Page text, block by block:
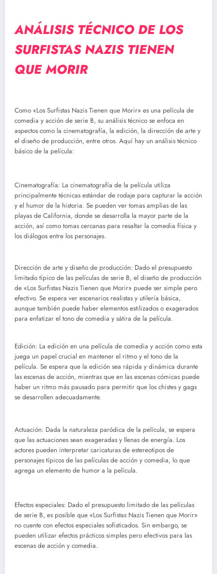
ANÁLISIS TÉCNICO DE LOS
SURFISTAS NAZIS TIENEN
QUE MORIR
Como «Los Surfistas Nazis Tienen que Morir» es una película de
comedia y acción de serie B, su análisis técnico se enfoca en
aspectos como la cinematografía, la edición, la dirección de arte y
el diseño de producción, entre otros. Aquí hay un análisis técnico
básico de la película:
Cinematografía: La cinematografía de la película utiliza
principalmente técnicas estándar de rodaje para capturar la acción
y el humor de la historia. Se pueden ver tomas amplias de las
playas de California, donde se desarrolla la mayor parte de la
acción, así como tomas cercanas para resaltar la comedia física y
los diálogos entre los personajes.
Dirección de arte y diseño de producción: Dado el presupuesto
limitado típico de las películas de serie B, el diseño de producción
de «Los Surfistas Nazis Tienen que Morir» puede ser simple pero
efectivo. Se espera ver escenarios realistas y utilería básica,
aunque también puede haber elementos estilizados o exagerados
para enfatizar el tono de comedia y sátira de la película.
Edición: La edición en una película de comedia y acción como esta
juega un papel crucial en mantener el ritmo y el tono de la
película. Se espera que la edición sea rápida y dinámica durante
las escenas de acción, mientras que en las escenas cómicas puede
haber un ritmo más pausado para permitir que los chistes y gags
se desarrollen adecuadamente.
Actuación: Dada la naturaleza paródica de la película, se espera
que las actuaciones sean exageradas y llenas de energía. Los
actores pueden interpretar caricaturas de estereotipos de
personajes típicos de las películas de acción y comedia, lo que
agrega un elemento de humor a la película.
Efectos especiales: Dado el presupuesto limitado de las películas
de serie B, es posible que «Los Surfistas Nazis Tienen que Morir»
no cuente con efectos especiales sofisticados. Sin embargo, se
pueden utilizar efectos prácticos simples pero efectivos para las
escenas de acción y comedia.